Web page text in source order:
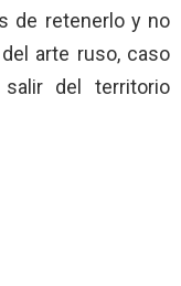
de retenerlo y no
arte ruso, caso
del territorio